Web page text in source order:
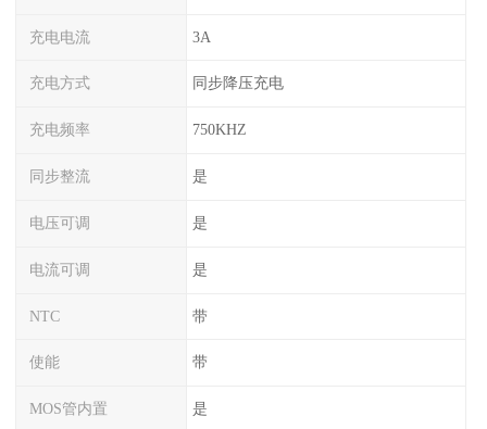
充电电流 3A
充电方式 同步降压充电
充电频率 750KHZ
同步整流 是
电压可调 是
电流可调 是
NTC 带
使能 带
MOS管内置 是